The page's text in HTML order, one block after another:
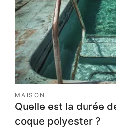
MAISON
Quelle est la durée
coque polyester ?